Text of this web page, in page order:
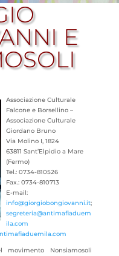
E
Associazione Culturale
Falcone e Borsellino –
Associazione Culturale
Giordano Bruno
Via Molino I, 1824
63811 Sant’Elpidio a Mare
(Fermo)
Tel.: 0734-810526
Fax.: 0734-810713
E-mail:
info@giorgiobongiovanni.it;
segreteria@antimafiaduem
ila.com
Nonsiamosoli